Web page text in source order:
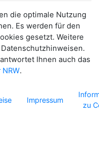
die optimale Nutzung
Es werden für den
gesetzt. Weitere
Ihnen auch das
.
Impressum
zu